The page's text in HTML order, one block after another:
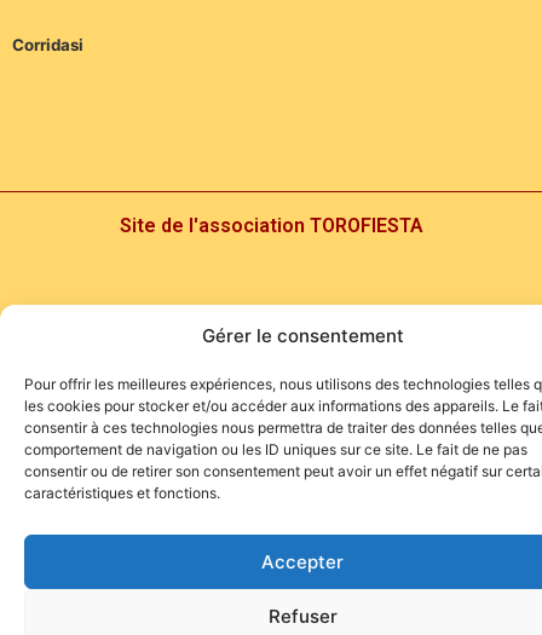
Gérer le consentement
Pour offrir les meilleures expériences, nous utilisons des technologies telles
les cookies pour stocker et/ou accéder aux informations des appareils. Le
consentir à ces technologies nous permettra de traiter des données telles
comportement de navigation ou les ID uniques sur ce site. Le fait de ne pas
consentir ou de retirer son consentement peut avoir un effet négatif sur
caractéristiques et fonctions.
Accepter
Refuser
Corridasi
Site de l'association TOROFIESTA